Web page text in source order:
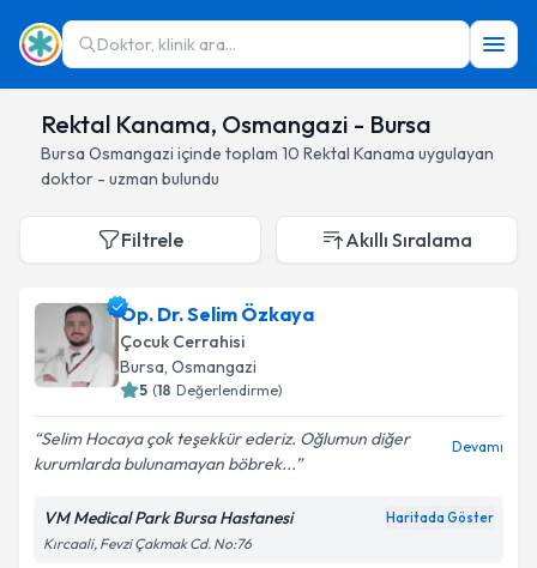
Doktor, klinik ara...
Rektal Kanama, Osmangazi - Bursa
Bursa Osmangazi içinde toplam 10 Rektal Kanama uygulayan
doktor - uzman bulundu
Filtrele Akıllı Sıralama
Op. Dr. Selim Özkaya
Çocuk Cerrahisi
Bursa, Osmangazi
5 (18 Değerlendirme)
Selim Hocaya çok teşekkür ederiz. Oğlumun diğer
kurumlarda bulunamayan böbrek...
Devamı
VM Medical Park Bursa Hastanesi Haritada Göster
Kırcaali, Fevzi Çakmak Cd. No:76